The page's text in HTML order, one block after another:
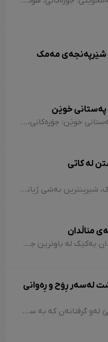
شێرپەنجەی مەمک
خوێن
نەخۆشییەکانی پەستانی خوێن: جۆرەکانی، هۆکارەکان، نیشانەکان، شێوازی چارەسەرکردن و کەی پێویستە مرۆڤ بچێتە نەخۆشخانە یان بۆ لای پزیشک؟
لە کاتی
کاتی بوون بە دایک، شیرینترین بەشی ژیانی هەر ژنێکە. چاوەدێری و ئاگالێبوون لە دەورانی دووگیانبوون، گرینگترین کارێکە کە دایک و کەسانی دەوروبەری دەتوانن بۆ تەندروستیی ئاوەلەمە و کۆرپەڵە بیکەن.
مناڵدان
شێرپەنجەی مناڵدان یەکێک لە باوترین جۆرەکانی شێرپەنجەیە لە نێوان ژنان. هەبوونی زانیاری لەبارەی نیشانەکانی ئەم نەخۆشییە و ناسینی خێرای، کاریگەریی زۆری لەسەر چارەسەرکردنەکەی هەیە. خوێنڕێژیی نائاسایی باوترین نیشانەی شێرپەنجەی مناڵدانە.
لەسەر ڕۆح و ڕەوانی
سترێس و دڵەڕاوکێ لەو گرفتانەن کە بە سانایی دەتوانن هەڕەشە لە سڵامەتی بکەن. گەڕان و پیاسە لە نێو سروشتدا دەتوانێ ئەو گرفتانە بتارێنێ و لەشساغتر بن. توێژینەوەی لێکۆلەران نیشانی داوە ئەو کەسانەی چەند کاتژمێر لە ڕۆژدا لە نێو سروشت یا سەوزاییی پارکەکانی شار تێپەڕ دەکەن، کۆرتیزۆلی لەشیان لە سەتی بیست کەمترە. هۆرمۆنی کۆرتیزۆل" لەش تووشی سترێس دەکا.